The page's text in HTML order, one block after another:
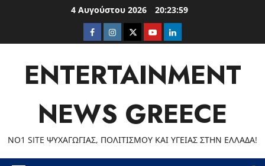
4 Αυγούστου 2026 20:24:00
Facebook
Instagram
TwitterYoutubeLinkedIn
ENTERTAINMENT
NEWS GREECE
ΝΟ1 SITE ΨΥΧΑΓΩΓΊΑΣ, ΠΟΛΙΤΙΣΜΟΎ ΚΑΙ ΥΓΕΊΑΣ ΣΤΗΝ ΕΛΛΆΔΑ!